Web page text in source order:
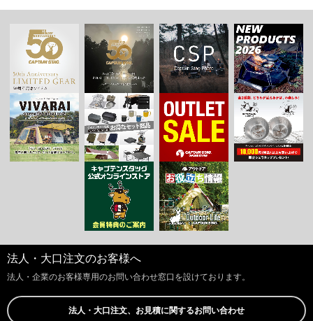
法人・大口注文のお客様へ
法人・企業のお客様専用のお問い合わせ窓口を設けております。
法人・大口注文、お見積に関するお問い合わせ